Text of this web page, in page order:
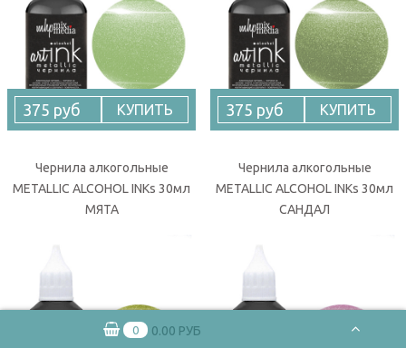
375 руб КУПИТЬ
Чернила алкогольные
METALLIC ALCOHOL INKs 30мл
МЯТА
375 руб КУПИТЬ
Чернила алкогольные
METALLIC ALCOHOL INKs 30мл
САНДАЛ
0 0.00 РУБ